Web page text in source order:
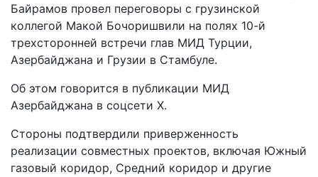
Байрамов провел переговоры с грузинской
коллегой Макой Бочоришвили на полях 10-й
трехсторонней встречи глав МИД Турции,
Азербайджана и Грузии в Стамбуле.
Oб этом говорится в публикации МИД
Азербайджана в соцсети Х.
Стороны подтвердили приверженность
реализации совместных проектов, включая Южный
газовый коридор, Средний коридор и другие